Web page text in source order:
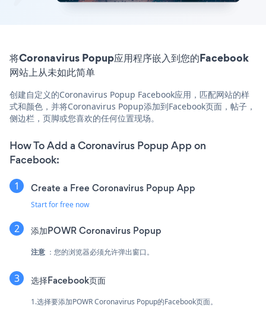
将Coronavirus Popup应用程序嵌入到您的Facebook
网站上从未如此简单
创建自定义的Coronavirus Popup Facebook应用，匹配网站的样
式和颜色，并将Coronavirus Popup添加到Facebook页面，帖子，
侧边栏，页脚或您喜欢的任何位置现场。
How To Add a Coronavirus Popup App on
Facebook:
Create a Free Coronavirus Popup App
Start for free now
添加POWR Coronavirus Popup
注意 ：您的浏览器必须允许弹出窗口。
选择Facebook页面
1.选择要添加POWR Coronavirus Popup的Facebook页面。